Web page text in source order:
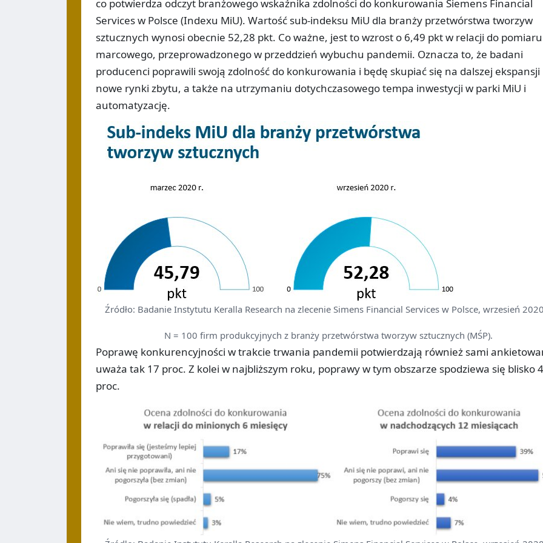
co potwierdza odczyt branżowego wskaźnika zdolności do konkurowania Siemens Financial
Services w Polsce (Indexu MiU). Wartość sub-indeksu MiU dla branży przetwórstwa tworzyw
sztucznych wynosi obecnie 52,28 pkt. Co ważne, jest to wzrost o 6,49 pkt w relacji do pomiaru
marcowego, przeprowadzonego w przeddzień wybuchu pandemii. Oznacza to, że badani
producenci poprawili swoją zdolność do konkurowania i będę skupiać się na dalszej ekspansji
nowe rynki zbytu, a także na utrzymaniu dotychczasowego tempa inwestycji w parki MiU i
automatyzację.
Źródło: Badanie Instytutu Keralla Research na zlecenie Simens Financial Services w Polsce, wrzesień
N = 100 firm produkcyjnych z branży przetwórstwa tworzyw sztucznych (MŚP).
Poprawę konkurencyjności w trakcie trwania pandemii potwierdzają również sami
uważa tak 17 proc. Z kolei w najbliższym roku, poprawy w tym obszarze spodziewa się blisko
proc.